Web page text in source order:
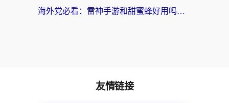
海外党必看：雷神手游和甜蜜蜂好用吗？3步选对回国加速器无缝刷国内资源
友情链接